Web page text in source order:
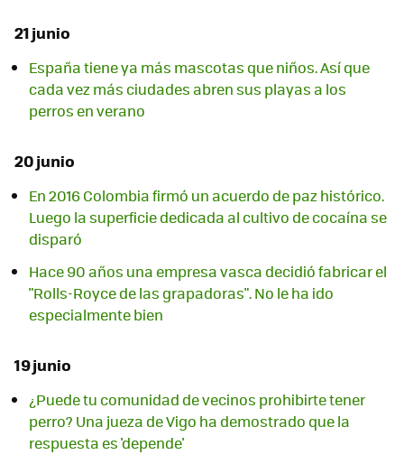
21 junio
España tiene ya más mascotas que niños. Así que
cada vez más ciudades abren sus playas a los
perros en verano
20 junio
En 2016 Colombia firmó un acuerdo de paz histórico.
Luego la superficie dedicada al cultivo de cocaína se
disparó
Hace 90 años una empresa vasca decidió fabricar el
"Rolls-Royce de las grapadoras". No le ha ido
especialmente bien
19 junio
¿Puede tu comunidad de vecinos prohibirte tener
perro? Una jueza de Vigo ha demostrado que la
respuesta es 'depende'